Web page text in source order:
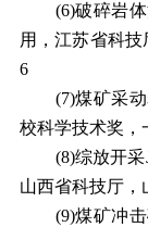
(6)破碎岩
用，江苏省科技
6
(7)煤矿采
校科学技术奖，
(8)综放开采
山西省科技厅，
(9)煤矿冲